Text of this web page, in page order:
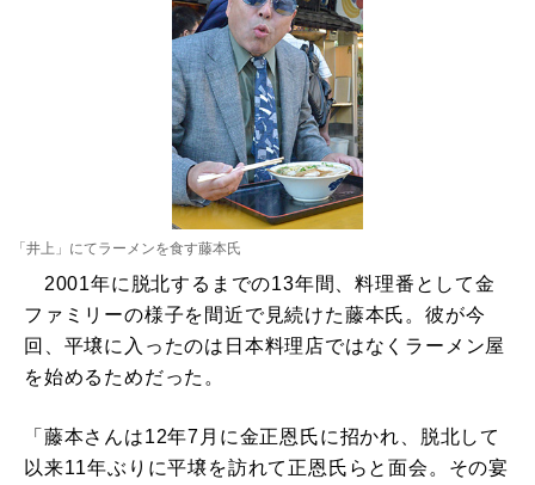
「井上」にてラーメンを食す藤本氏
2001年に脱北するまでの13年間、料理番として金
ファミリーの様子を間近で見続けた藤本氏。彼が今
回、平壌に入ったのは日本料理店ではなくラーメン屋
を始めるためだった。
「藤本さんは12年7月に金正恩氏に招かれ、脱北して
以来11年ぶりに平壌を訪れて正恩氏らと面会。その宴